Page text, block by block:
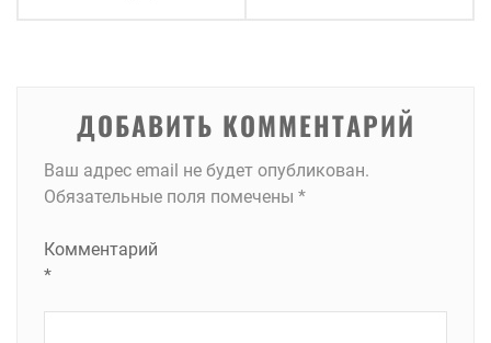
ДОБАВИТЬ КОММЕНТАРИЙ
Ваш адрес email не будет опубликован.
Обязательные поля помечены *
Комментарий
*